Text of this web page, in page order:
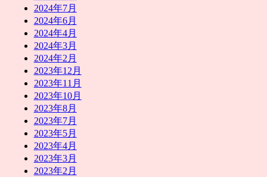
2024年7月
2024年6月
2024年4月
2024年3月
2024年2月
2023年12月
2023年11月
2023年10月
2023年8月
2023年7月
2023年5月
2023年4月
2023年3月
2023年2月